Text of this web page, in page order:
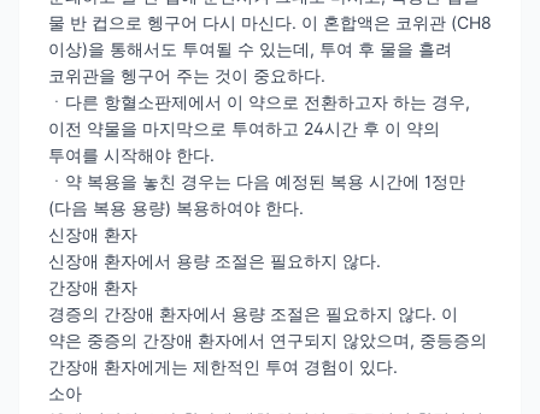
물 반 컵으로 헹구어 다시 마신다. 이 혼합액은 코위관 (CH8
이상)을 통해서도 투여될 수 있는데, 투여 후 물을 흘려
코위관을 헹구어 주는 것이 중요하다.
ㆍ다른 항혈소판제에서 이 약으로 전환하고자 하는 경우,
이전 약물을 마지막으로 투여하고 24시간 후 이 약의
투여를 시작해야 한다.
ㆍ약 복용을 놓친 경우는 다음 예정된 복용 시간에 1정만
(다음 복용 용량) 복용하여야 한다.
신장애 환자
신장애 환자에서 용량 조절은 필요하지 않다.
간장애 환자
경증의 간장애 환자에서 용량 조절은 필요하지 않다. 이
약은 중증의 간장애 환자에서 연구되지 않았으며, 중등증의
간장애 환자에게는 제한적인 투여 경험이 있다.
소아